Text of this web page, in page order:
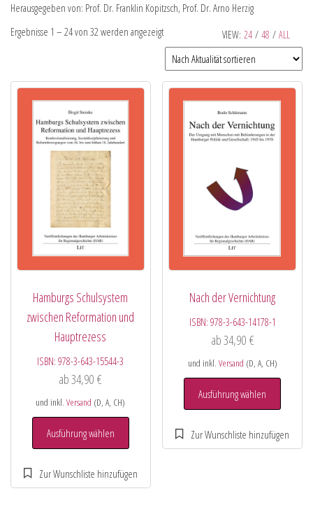
Herausgegeben von: Prof. Dr. Franklin Kopitzsch, Prof. Dr. Arno Herzig
VIEW: 24 / 48 / ALL
Ergebnisse 1 – 24 von 32 werden angezeigt
Hamburgs Schulsystem
zwischen Reformation und
Hauptrezess
ISBN:978-3-643-15544-3
ab34,90€
und inkl.Versand (D, A, CH)
Ausführung wählen
Nach der Vernichtung
ISBN: 978-3-643-14178-1
ab34,90 €
und inkl. Versand (D, A, CH)
Ausführung wählen